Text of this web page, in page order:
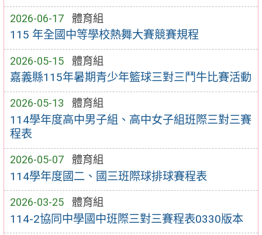
2026-06-17 體育組
115 年全國中等學校熱舞大賽競賽規程
2026-05-15 體育組
嘉義縣115年暑期青少年籃球三對三鬥牛比賽活動
2026-05-13 體育組
114學年度高中男子組、高中女子組班際三對三賽
程表
2026-05-07 體育組
114學年度國二、國三班際球排球賽程表
2026-03-25 體育組
114-2協同中學國中班際三對三賽程表0330版本